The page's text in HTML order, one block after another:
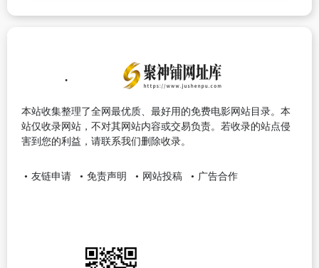
本站收集整理了全网最优质、最好用的免费电影网站目录。本
站仅收录网站，不对其网站内容或交易负责。若收录的站点侵
害到您的利益，请联系我们删除收录。
友链申请 免责声明 网站投稿 广告合作